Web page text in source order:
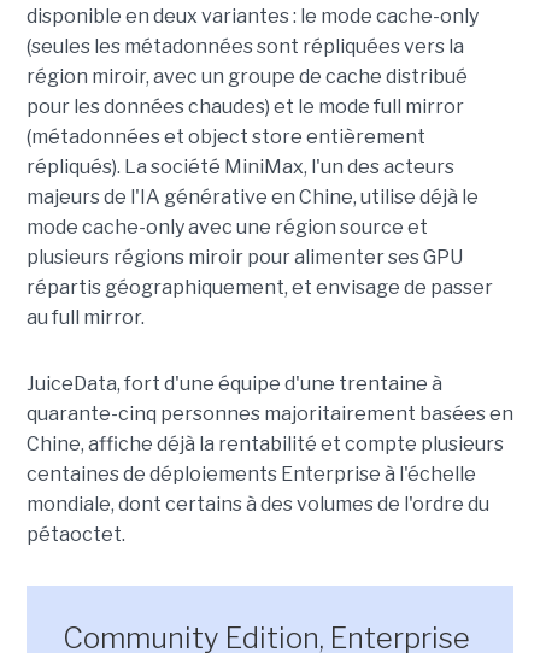
disponible en deux variantes : le mode cache-only
(seules les métadonnées sont répliquées vers la
région miroir, avec un groupe de cache distribué
pour les données chaudes) et le mode full mirror
(métadonnées et object store entièrement
répliqués). La société MiniMax, l'un des acteurs
majeurs de l'IA générative en Chine, utilise déjà le
mode cache-only avec une région source et
plusieurs régions miroir pour alimenter ses GPU
répartis géographiquement, et envisage de passer
au full mirror.
JuiceData, fort d'une équipe d'une trentaine à
quarante-cinq personnes majoritairement basées en
Chine, affiche déjà la rentabilité et compte plusieurs
centaines de déploiements Enterprise à l'échelle
mondiale, dont certains à des volumes de l'ordre du
pétaoctet.
Community Edition, Enterprise